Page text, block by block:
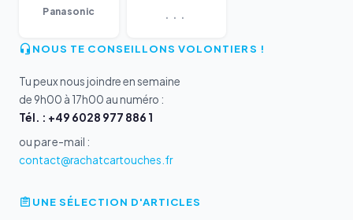
Panasonic ...
NOUS TE CONSEILLONS VOLONTIERS !
Tu peux nous joindre en semaine
de 9h00 à 17h00 au numéro :
Tél. : +49 6028 977 886 1
ou par e-mail :
contact@rachatcartouches.fr
UNE SÉLECTION D'ARTICLES